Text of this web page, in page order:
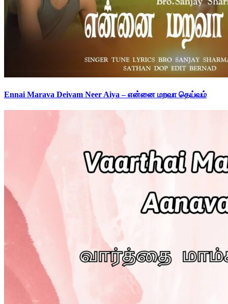
Ennai Marava Deivam Neer Aiya – என்னை மறவா தெய்வம்